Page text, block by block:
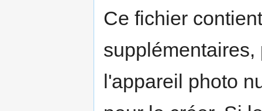
Ce fichier
l'appareil photo